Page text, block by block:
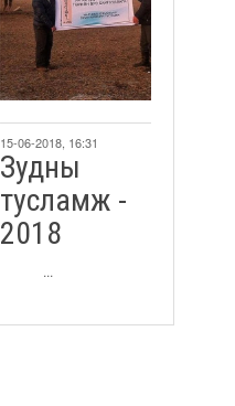
15-06-2018, 16:31
Зудны
тусламж -
2018
...